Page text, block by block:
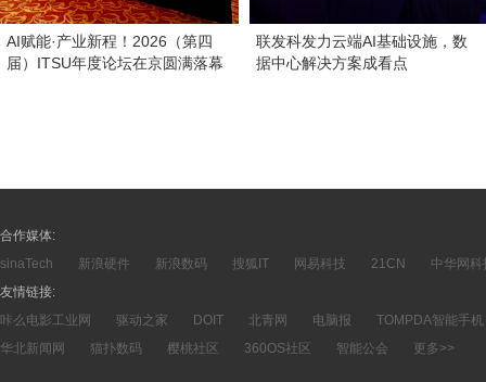
AI赋能·产业新程！2026（第四
届）ITSU年度论坛在京圆满落幕
联发科发力云端AI基础设施，数
据中心解决方案成看点
合作媒体:
sinaTech
新浪硬件 新浪数码 搜狐IT 网易科技 21CN
中华网科
友情链接:
咔么电影工业网
驱动之家 DOIT 北青网 电脑报
TOMPDA智能手机
华北新闻网
猫扑数码 樱桃社区 360OS社区 智能公会 更多>>